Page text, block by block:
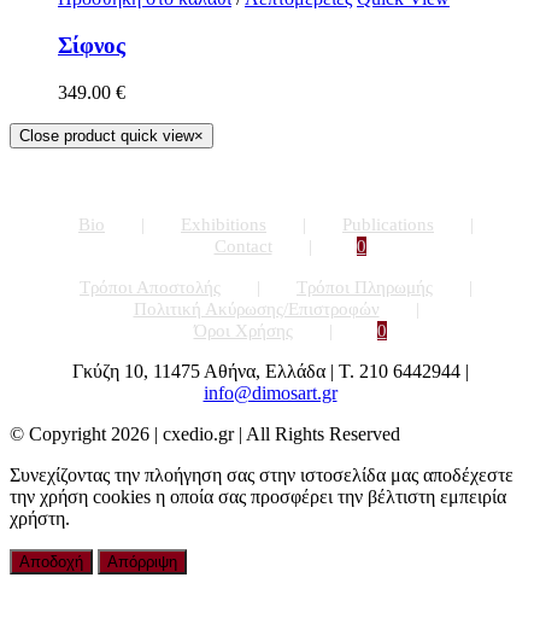
Σίφνος
349.00 €
Close product quick view×
Bio Exhibitions
Publications
Contact
0
Τρόποι Αποστολής
Τρόποι Πληρωμής
Πολιτική Ακύρωσης/Επιστροφών
Όροι Χρήσης
0
Γκύζη 10, 11475 Αθήνα, Ελλάδα | Τ. 210 6442944 |
info@dimosart.gr
© Copyright 2026 | cxedio.gr | All Rights Reserved
Συνεχίζοντας την πλοήγηση σας στην ιστοσελίδα μας αποδέχεστε
την χρήση cookies η οποία σας προσφέρει την βέλτιστη εμπειρία
χρήστη.
Αποδοχή Απόρριψη